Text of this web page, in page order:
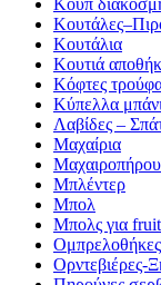
Κουπ
Κουτάλια
Κουτιά
Κόφτες
Κύπελλα
Λαβίδες –
Μαχαίρια
Μπλέντερ
Μπολ
Μπολς για
Ομπρελοθήκες
Ορντεβιέρες-